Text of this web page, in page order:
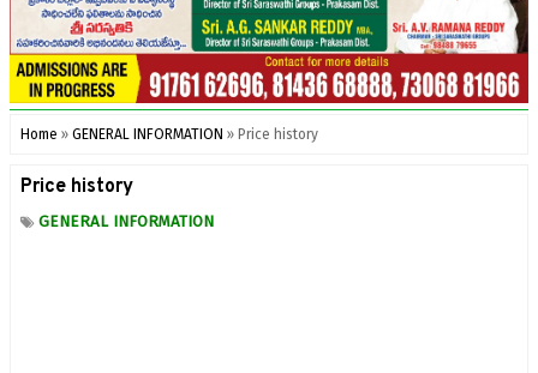
Home » GENERAL INFORMATION » Price history
Price history
GENERAL INFORMATION